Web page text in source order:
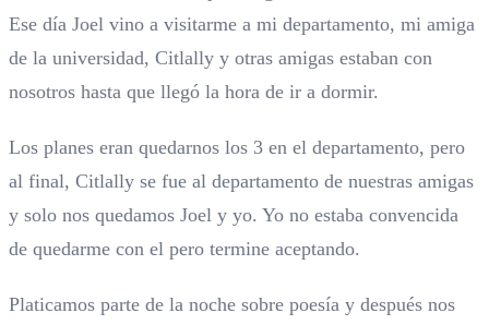
Ese día Joel vino a visitarme a mi departamento, mi amiga
de la universidad, Citlally y otras amigas estaban con
nosotros hasta que llegó la hora de ir a dormir.
Los planes eran quedarnos los 3 en el departamento, pero
al final, Citlally se fue al departamento de nuestras amigas
y solo nos quedamos Joel y yo. Yo no estaba convencida
de quedarme con el pero termine aceptando.
Platicamos parte de la noche sobre poesía y después nos